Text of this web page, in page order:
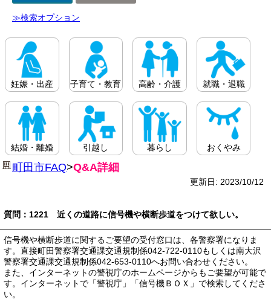
≫検索オプション
妊娠・出産 子育て・教育 高齢・介護 就職・退職
結婚・離婚 引越し 暮らし おくやみ
町田市FAQ>Q&A詳細
更新日: 2023/10/12
質問：1221 近くの道路に信号機や横断歩道をつけて欲しい。
信号機や横断歩道に関するご要望の受付窓口は、各警察署になりま
す。直接町田警察署交通課交通規制係042-722-0110もしくは南大沢
警察署交通課交通規制係042-653-0110へお問い合わせください。
また、インターネットの警視庁のホームページからもご要望が可能で
す。インターネットで「警視庁」「信号機ＢＯＸ」で検索してくださ
い。